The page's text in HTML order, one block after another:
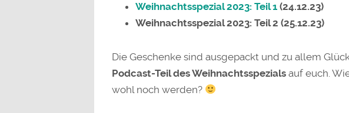
Weihnachtsspezial 2023: Teil 1(24.12.23)
Weihnachtsspezial 2023: Teil 2 (25.12.23)
Die Geschenke sind ausgepackt und zu allem
Podcast-Teil des Weihnachtsspezialsauf euch.
wohl noch werden?